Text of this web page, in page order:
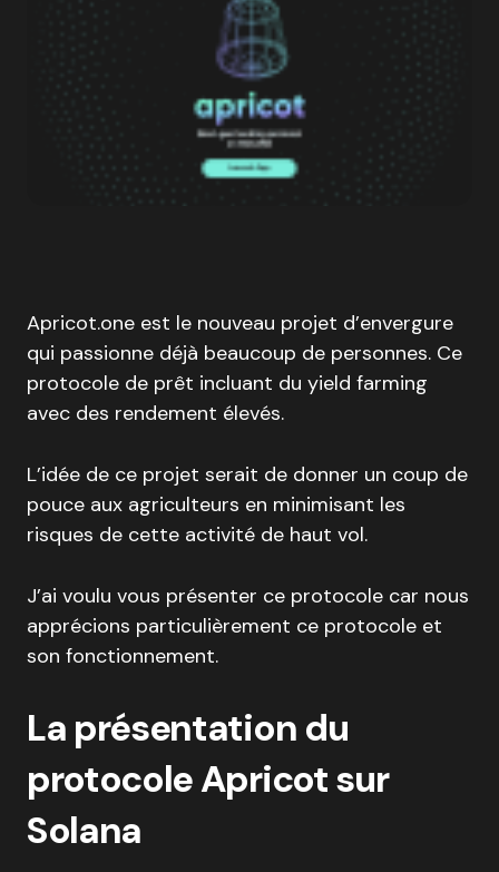
Apricot.one est le nouveau projet d’envergure
qui passionne déjà beaucoup de personnes. Ce
protocole de prêt incluant du yield farming
avec des rendement élevés.
L’idée de ce projet serait de donner un coup de
pouce aux agriculteurs en minimisant les
risques de cette activité de haut vol.
J’ai voulu vous présenter ce protocole car nous
apprécions particulièrement ce protocole et
son fonctionnement.
La présentation du
protocole Apricot sur
Solana